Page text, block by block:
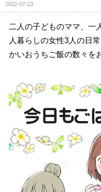
2022-07-23
二人の子どものママ、一
人暮らしの女性3人の日
かいおうちご飯の数々を